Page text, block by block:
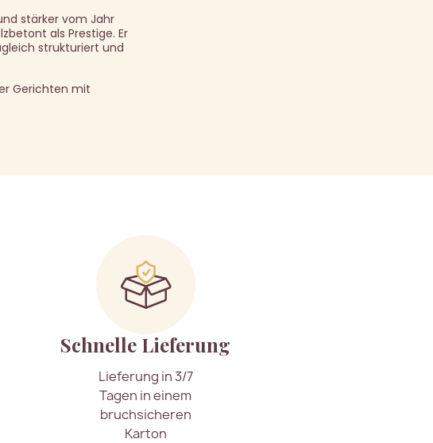
stärker vom Jahr
als Prestige. Er
strukturiert und
Gerichten mit
Schnelle Lieferung
Lieferung in 3/7
Tagen in einem
bruchsicheren
Karton